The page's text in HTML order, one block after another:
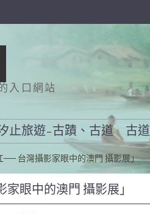
入口網站
止旅遊–古蹟、古道 古道
── 台灣攝影家眼中的澳門 攝影展」
家眼中的澳門 攝影展」